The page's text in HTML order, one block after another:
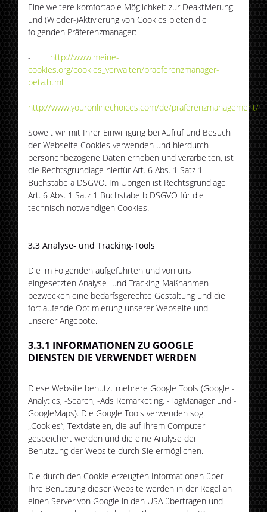
Eine weitere komfortable Möglichkeit zur Deaktivierung
und (Wieder-)Aktivierung von Cookies bieten die
folgenden Präferenzmanager:
- http://www.meine-
cookies.org/cookies_verwalten/praeferenzmanager-
beta.html
-
http://www.youronlinechoices.com/de/praferenzmanagement/
Soweit wir mit Ihrer Einwilligung bei Aufruf und Besuch
der Webseite Cookies verwenden und hierdurch
personenbezogene Daten erheben und verarbeiten, ist
die Rechtsgrundlage hierfür Art. 6 Abs. 1 Satz 1
Buchstabe a DSGVO. Im Übrigen ist Rechtsgrundlage
Art. 6 Abs. 1 Satz 1 Buchstabe b DSGVO für die
technisch notwendigen Cookies.
3.3 Analyse- und Tracking-Tools
Die im Folgenden aufgeführten und von uns
eingesetzten Analyse- und Tracking-Maßnahmen
bezwecken eine bedarfsgerechte Gestaltung und die
fortlaufende Optimierung unserer Webseite und
unserer Angebote.
3.3.1 INFORMATIONEN ZU GOOGLE
DIENSTEN DIE VERWENDET WERDEN
Diese Website benutzt mehrere Google Tools (Google -
Analytics, -Search, -Ads Remarketing, -TagManager und -
GoogleMaps). Die Google Tools verwenden sog.
„Cookies“, Textdateien, die auf Ihrem Computer
gespeichert werden und die eine Analyse der
Benutzung der Website durch Sie ermöglichen.
Die durch den Cookie erzeugten Informationen über
Ihre Benutzung dieser Website werden in der Regel an
einen Server von Google in den USA übertragen und